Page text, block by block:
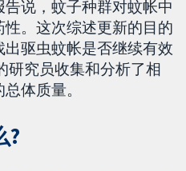
说，蚊子种群对蚊帐中
。这次综述更新的目的
驱虫蚊帐是否继续有效
研究员收集和分析了相
体质量。
?